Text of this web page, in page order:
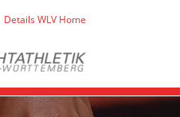
Details WLV Home